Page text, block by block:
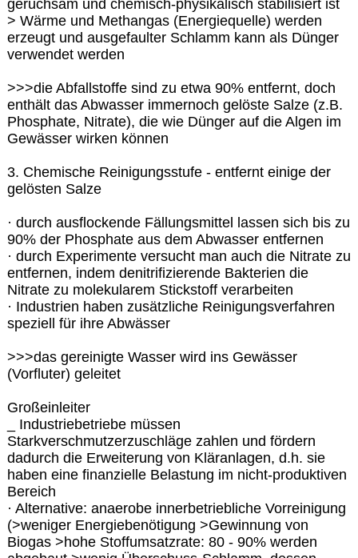
geruchsam und chemisch-physikalisch stabilisiert ist
> Wärme und Methangas (Energiequelle) werden
erzeugt und ausgefaulter Schlamm kann als Dünger
verwendet werden
>>>die Abfallstoffe sind zu etwa 90% entfernt, doch
enthält das Abwasser immernoch gelöste Salze (z.B.
Phosphate, Nitrate), die wie Dünger auf die Algen im
Gewässer wirken können
3. Chemische Reinigungsstufe - entfernt einige der
gelösten Salze
· durch ausflockende Fällungsmittel lassen sich bis zu
90% der Phosphate aus dem Abwasser entfernen
· durch Experimente versucht man auch die Nitrate zu
entfernen, indem denitrifizierende Bakterien die
Nitrate zu molekularem Stickstoff verarbeiten
· Industrien haben zusätzliche Reinigungsverfahren
speziell für ihre Abwässer
>>>das gereinigte Wasser wird ins Gewässer
(Vorfluter) geleitet
Großeinleiter
_ Industriebetriebe müssen
Starkverschmutzerzuschläge zahlen und fördern
dadurch die Erweiterung von Kläranlagen, d.h. sie
haben eine finanzielle Belastung im nicht-produktiven
Bereich
· Alternative: anaerobe innerbetriebliche Vorreinigung
(>weniger Energiebenötigung >Gewinnung von
Biogas >hohe Stoffumsatzrate: 80 - 90% werden